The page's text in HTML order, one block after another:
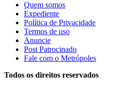
Quem somos
Expediente
Política de Privacidade
Termos de uso
Anuncie
Post Patrocinado
Fale com o Metrópoles
Todos os direitos reservados